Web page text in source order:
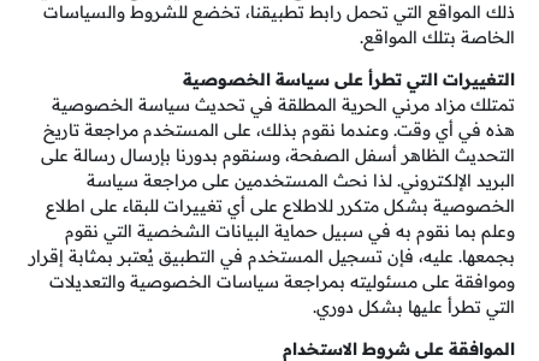
ذلك المواقع التي تحمل رابط تطبيقنا، تخضع للشروط والسياسات
الخاصة بتلك المواقع.
التغييرات التي تطرأ على سياسة الخصوصية
تمتلك مزاد مرني الحرية المطلقة في تحديث سياسة الخصوصية
هذه في أي وقت. وعندما نقوم بذلك، على المستخدم مراجعة تاريخ
التحديث الظاهر أسفل الصفحة، وسنقوم بدورنا بإرسال رسالة على
البريد الإلكتروني. لذا نحث المستخدمين على مراجعة سياسة
الخصوصية بشكل متكرر للاطلاع على أي تغييرات للبقاء على اطلاع
وعلم بما نقوم به في سبيل حماية البيانات الشخصية التي نقوم
بجمعها. عليه، فإن تسجيل المستخدم في التطبيق يُعتبر بمثابة إقرار
وموافقة على مسئوليته بمراجعة سياسات الخصوصية والتعديلات
التي تطرأ عليها بشكل دوري.
الموافقة على شروط الاستخدام